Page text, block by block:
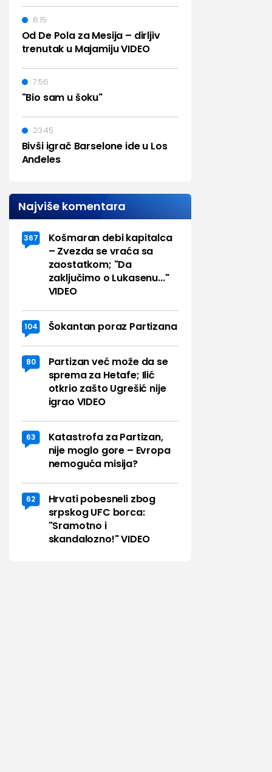
Od De Pola za Mesija – dirljiv
trenutak u Majamiju VIDEO
8:15
"Bio sam u šoku"
7:56
Bivši igrač Barselone ide u Los
Anđeles
23:45
Najviše komentara
367
Košmaran debi kapitalca
– Zvezda se vraća sa
zaostatkom; "Da
zaključimo o Lukasenu..."
VIDEO
104 Šokantan poraz Partizana
80
Partizan već može da se
sprema za Hetafe; Ilić
otkrio zašto Ugrešić nije
igrao VIDEO
63
Katastrofa za Partizan,
nije moglo gore – Evropa
nemoguća misija?
62
Hrvati pobesneli zbog
srpskog UFC borca:
"Sramotno i
skandalozno!" VIDEO